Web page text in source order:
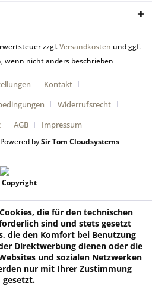
zzgl.Versandkosten und ggf.
wenn nicht anders beschrieben
Kontakt
Widerrufsrecht
AGB Impressum
bySir Tom Cloudsystems
die für den technischen
sind und stets gesetzt
die den Komfort bei Benutzung
Direktwerbung dienen oder die
und sozialen Netzwerken
nur mit Ihrer Zustimmung
gesetzt.